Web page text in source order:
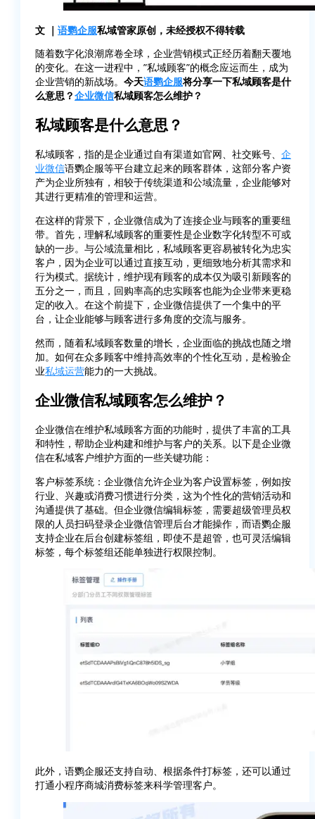
文 ｜ 语鹦企服私域管家原创，未经授权不得转载
随着数字化浪潮席卷全球，企业营销模式正经历着翻天覆地
的变化。在这一进程中，”私域顾客”的概念应运而生，成为
企业营销的新战场。 今天语鹦企服将分享一下私域顾客是什
么意思？企业微信私域顾客怎么维护？
私域顾客是什么意思？
私域顾客，指的是企业通过自有渠道如官网、社交账号、 企
业微信语鹦企服等平台建立起来的顾客群体，这部分客户资
产为企业所独有，相较于传统渠道和公域流量，企业能够对
其进行更精准的管理和运营。
在这样的背景下，企业微信成为了连接企业与顾客的重要纽
带。首先，理解私域顾客的重要性是企业数字化转型不可或
缺的一步。与公域流量相比，私域顾客更容易被转化为忠实
客户，因为企业可以通过直接互动，更细致地分析其需求和
行为模式。据统计，维护现有顾客的成本仅为吸引新顾客的
五分之一，而且，回购率高的忠实顾客也能为企业带来更稳
定的收入。在这个前提下，企业微信提供了一个集中的平
台，让企业能够与顾客进行多角度的交流与服务。
然而，随着私域顾客数量的增长，企业面临的挑战也随之增
加。如何在众多顾客中维持高效率的个性化互动，是检验企
业私域运营能力的一大挑战。
企业微信私域顾客怎么维护？
企业微信在维护私域顾客方面的功能时，提供了丰富的工具
和特性，帮助企业构建和维护与客户的关系。以下是企业微
信在私域客户维护方面的一些关键功能：
客户标签系统：企业微信允许企业为客户设置标签，例如按
行业、兴趣或消费习惯进行分类，这为个性化的营销活动和
沟通提供了基础。但企业微信编辑标签，需要超级管理员权
限的人员扫码登录企业微信管理后台才能操作，而语鹦企服
支持企业在后台创建标签组，即使不是超管，也可灵活编辑
标签，每个标签组还能单独进行权限控制。
此外，语鹦企服还支持自动、根据条件打标签，还可以通过
打通小程序商城消费标签来科学管理客户。